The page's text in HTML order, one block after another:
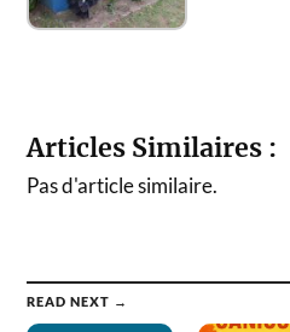
Articles Similaires :
Pas d'article similaire.
READ NEXT →